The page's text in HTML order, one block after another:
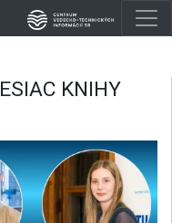
KNIHY